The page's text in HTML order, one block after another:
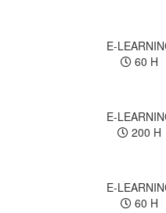
E-
60 H
E-
200 H
E-
60 H